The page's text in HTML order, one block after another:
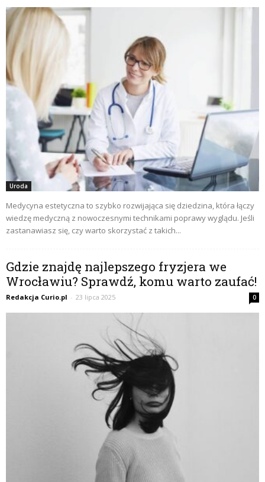
Uroda
Medycyna estetyczna to szybko rozwijająca się dziedzina, która łączy
wiedzę medyczną z nowoczesnymi technikami poprawy wyglądu. Jeśli
zastanawiasz się, czy warto skorzystać z takich...
Gdzie znajdę najlepszego fryzjera we
Wrocławiu? Sprawdź, komu warto zaufać!
Redakcja Curio.pl - 23 lipca 2025 0